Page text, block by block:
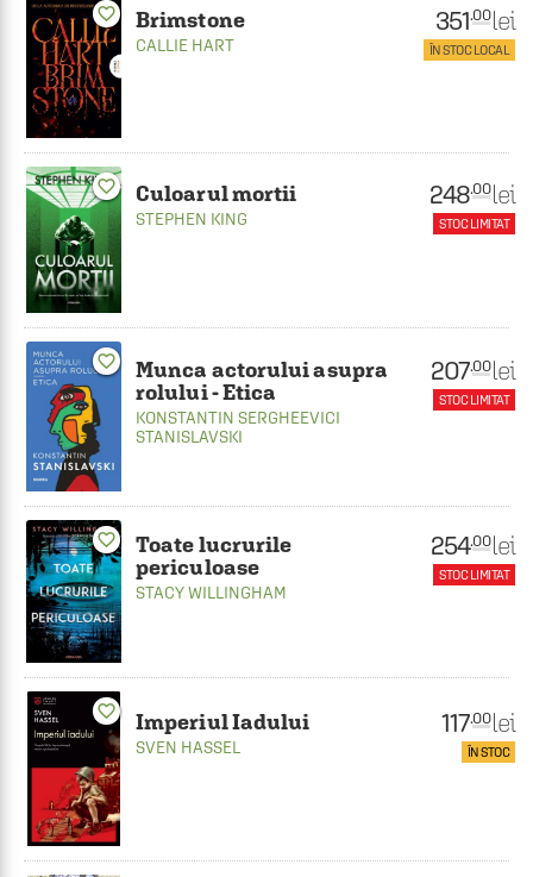
favorite_border Brimstone
CALLIE HART
351.00 lei
ÎN STOC LOCAL
favorite_border Culoarul mortii
STEPHEN KING
248.00 lei
STOC LIMITAT
favorite_border
Munca actorului asupra
rolului - Etica
KONSTANTIN SERGHEEVICI
STANISLAVSKI
207.00 lei
STOC LIMITAT
favorite_border
Toate lucrurile
periculoase
STACY WILLINGHAM
254.00 lei
STOC LIMITAT
favorite_border Imperiul Iadului
SVEN HASSEL
117.00 lei
ÎN STOC